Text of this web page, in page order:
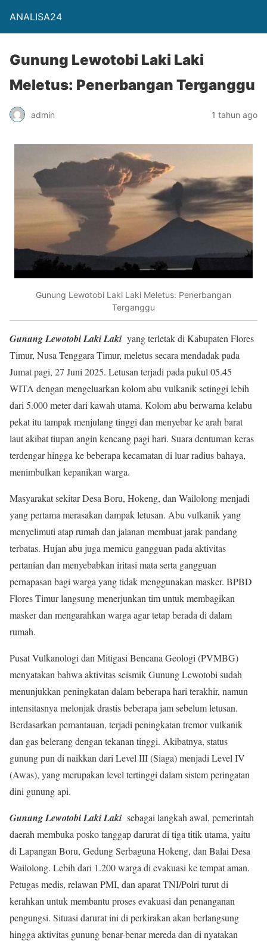
ANALISA24
Gunung Lewotobi Laki Laki
Meletus: Penerbangan Terganggu
admin 1 tahun ago
Gunung Lewotobi Laki Laki Meletus: Penerbangan
Terganggu
Gunung Lewotobi Laki Laki yang terletak di Kabupaten Flores
Timur, Nusa Tenggara Timur, meletus secara mendadak pada
Jumat pagi, 27 Juni 2025. Letusan terjadi pada pukul 05.45
WITA dengan mengeluarkan kolom abu vulkanik setinggi lebih
dari 5.000 meter dari kawah utama. Kolom abu berwarna kelabu
pekat itu tampak menjulang tinggi dan menyebar ke arah barat
laut akibat tiupan angin kencang pagi hari. Suara dentuman keras
terdengar hingga ke beberapa kecamatan di luar radius bahaya,
menimbulkan kepanikan warga.
Masyarakat sekitar Desa Boru, Hokeng, dan Wailolong menjadi
yang pertama merasakan dampak letusan. Abu vulkanik yang
menyelimuti atap rumah dan jalanan membuat jarak pandang
terbatas. Hujan abu juga memicu gangguan pada aktivitas
pertanian dan menyebabkan iritasi mata serta gangguan
pernapasan bagi warga yang tidak menggunakan masker. BPBD
Flores Timur langsung menerjunkan tim untuk membagikan
masker dan mengarahkan warga agar tetap berada di dalam
rumah.
Pusat Vulkanologi dan Mitigasi Bencana Geologi (PVMBG)
menyatakan bahwa aktivitas seismik Gunung Lewotobi sudah
menunjukkan peningkatan dalam beberapa hari terakhir, namun
intensitasnya melonjak drastis beberapa jam sebelum letusan.
Berdasarkan pemantauan, terjadi peningkatan tremor vulkanik
dan gas belerang dengan tekanan tinggi. Akibatnya, status
gunung pun di naikkan dari Level III (Siaga) menjadi Level IV
(Awas), yang merupakan level tertinggi dalam sistem peringatan
dini gunung api.
Gunung Lewotobi Laki Laki sebagai langkah awal, pemerintah
daerah membuka posko tanggap darurat di tiga titik utama, yaitu
di Lapangan Boru, Gedung Serbaguna Hokeng, dan Balai Desa
Wailolong. Lebih dari 1.200 warga di evakuasi ke tempat aman.
Petugas medis, relawan PMI, dan aparat TNI/Polri turut di
kerahkan untuk membantu proses evakuasi dan penanganan
pengungsi. Situasi darurat ini di perkirakan akan berlangsung
hingga aktivitas gunung benar-benar mereda dan di nyatakan